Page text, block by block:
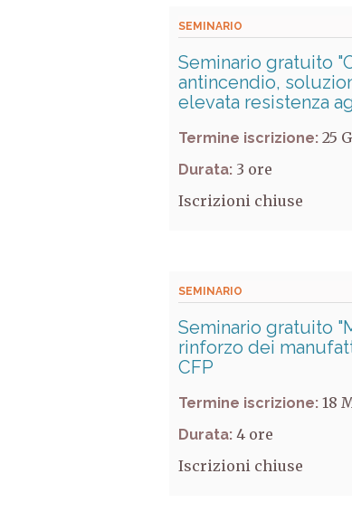
SEMINARIO
Seminario gratuito
antincendio,
elevata resistenza
Termine iscrizione: 25
Durata: 3
Iscrizioni chiuse
SEMINARIO
Seminario gratuito
rinforzo dei
CFP
Termine iscrizione: 18
Durata: 4
Iscrizioni chiuse